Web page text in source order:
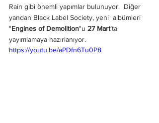
Rain gibi önemli yapımlar bulunuyor.  Diğer
yandan Black Label Society, yeni  albümleri
"Engines of Demolition"u 27 Mart’ta
yayımlamaya hazırlanıyor.
https://youtu.be/aPDfn6Tu0P8